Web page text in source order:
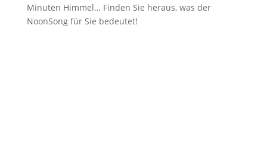
Minuten Himmel… Finden Sie heraus, was der
NoonSong für Sie bedeutet!